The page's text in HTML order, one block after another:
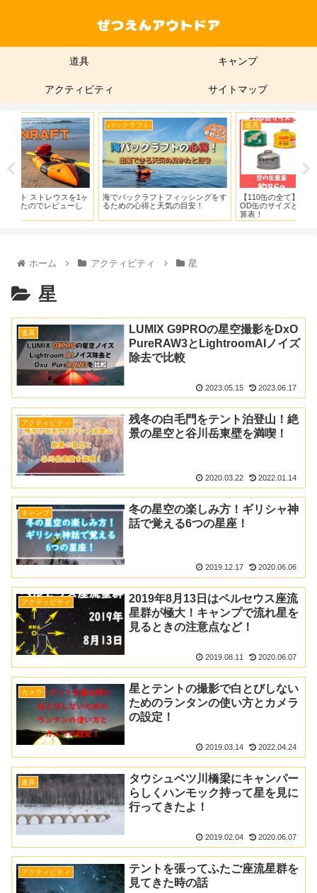
道具 キャンプ
アクティビティ サイトマップ
パックラフト
海でパックラフトフィッシングをす
るための心得と天気の目安！
【110缶の全て】6ブランド7つの
OD缶のサイズと満空重量と残量計
ホーム アクティビティ 星
星
道具
LUMIX G9PROの星空撮影をDxO
PureRAW3とLightroomAIノイズ
除去で比較
2023.05.15 2023.06.17
アクティビティ
残冬の白毛門をテント泊登山！絶
景の星空と谷川岳東壁を満喫！
2020.03.22 2022.01.14
キャンプ
冬の星空の楽しみ方！ギリシャ神
話で覚える6つの星座！
2019.12.17 2020.06.06
アクティビティ
2019年8月13日はペルセウス座流
星群が極大！キャンプで流れ星を
見るときの注意点など！
2019.08.11 2020.06.07
カメラ
星とテントの撮影で白とびしない
ためのランタンの使い方とカメラ
の設定！
2019.03.14 2022.04.24
道具
タウシュベツ川橋梁にキャンパー
らしくハンモック持って星を見に
行ってきたよ！
2019.02.04 2020.06.07
アクティビティ
テントを張ってふたご座流星群を
見てきた時の話